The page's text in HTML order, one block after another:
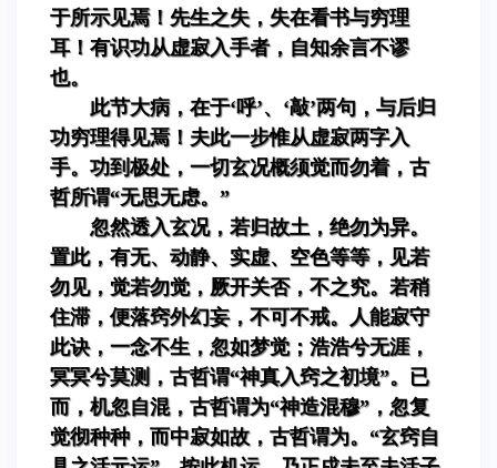
于所示见焉！先生之失，失在看书与穷理
耳！有识功从虚寂入手者，自知余言不谬
也。
此节大病，在于‘呼’、‘敲’两句，与后归
功穷理得见焉！夫此一步惟从虚寂两字入
手。功到极处，一切玄况概须觉而勿着，古
哲所谓“无思无虑。”
忽然透入玄况，若归故土，绝勿为异。
置此，有无、动静、实虚、空色等等，见若
勿见，觉若勿觉，厥开关否，不之究。若稍
住滞，便落窍外幻妄，不可不戒。人能寂守
此诀，一念不生，忽如梦觉；浩浩兮无涯，
冥冥兮莫测，古哲谓“神真入窍之初境”。已
而，机忽自混，古哲谓为“神造混穆”，忽复
觉彻种种，而中寂如故，古哲谓为。“玄窍自